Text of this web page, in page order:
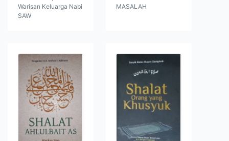
Warisan Keluarga Nabi
SAW
MASALAH